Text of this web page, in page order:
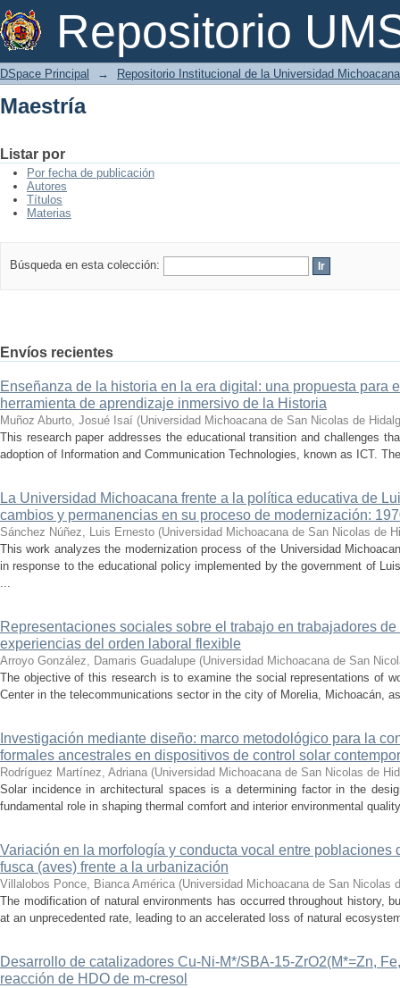
Repositorio
Maestría
DSpace Principal → Repositorio Institucional de la Universidad
Maestría
Listar por
Por fecha de publicación
Autores
Títulos
Materias
Búsqueda en esta colección:
Envíos recientes
Enseñanza de la historia en la era digital: una propuesta para
herramienta de aprendizaje inmersivo de la Historia
Muñoz Aburto, Josué Isaí (Universidad Michoacana de San Nicolas de
This research paper addresses the educational transition and challenges
adoption of Information and Communication Technologies, known as ICT.
La Universidad Michoacana frente a la política educativa de
cambios y permanencias en su proceso de modernización:
Sánchez Núñez, Luis Ernesto (Universidad Michoacana de San Nicolas de
This work analyzes the modernization process of the Universidad
in response to the educational policy implemented by the government of
...
Representaciones sociales sobre el trabajo en trabajadores
experiencias del orden laboral flexible
Arroyo González, Damaris Guadalupe (Universidad Michoacana de San
The objective of this research is to examine the social representations of
Center in the telecommunications sector in the city of Morelia, Michoacán,
Investigación mediante diseño: marco metodológico para la
formales ancestrales en dispositivos de control solar
Rodríguez Martínez, Adriana (Universidad Michoacana de San Nicolas de
Solar incidence in architectural spaces is a determining factor in the
fundamental role in shaping thermal comfort and interior environmental
Variación en la morfología y conducta vocal entre poblaciones
fusca (aves) frente a la urbanización
Villalobos Ponce, Bianca América (Universidad Michoacana de San Nicolas
The modification of natural environments has occurred throughout history,
at an unprecedented rate, leading to an accelerated loss of natural
Desarrollo de catalizadores Cu-Ni-M*/SBA-15-ZrO2(M*=Zn,
reacción de HDO de m-cresol